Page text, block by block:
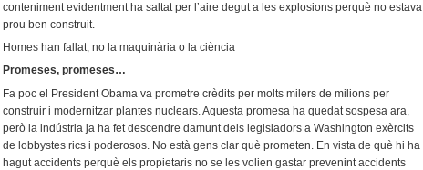
conteniment evidentment ha saltat per l’aire degut a les explosions perquè no estava
prou ben construit.
Homes han fallat, no la maquinària o la ciència
Promeses, promeses…
Fa poc el President Obama va prometre crèdits per molts milers de milions per
construir i modernitzar plantes nuclears. Aquesta promesa ha quedat sospesa ara,
però la indústria ja ha fet descendre damunt dels legisladors a Washington exèrcits
de lobbystes rics i poderosos. No està gens clar què prometen. En vista de què hi ha
hagut accidents perquè els propietaris no se les volien gastar prevenint accidents